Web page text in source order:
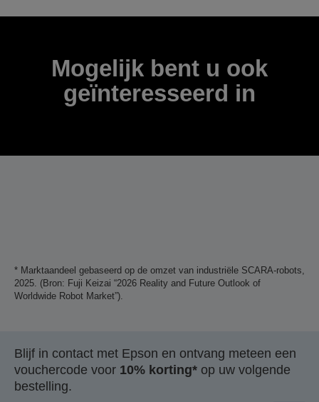
Bedankt voor het indienen van uw inzending.
op.
Mogelijk bent u ook
geïnteresseerd in
* Marktaandeel gebaseerd op de omzet van industriële SCARA-robots,
2025. (Bron: Fuji Keizai “2026 Reality and Future Outlook of
Worldwide Robot Market”).
Blijf in contact met Epson en ontvang meteen een
vouchercode voor 10% korting* op uw volgende
bestelling.